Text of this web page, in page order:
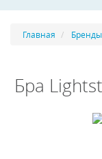
Главная Бренды
Бра